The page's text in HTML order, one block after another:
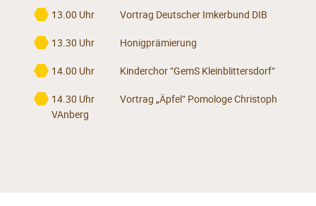
13.00 Uhr Vortrag Deutscher Imkerbund DIB
13.30 Uhr Honigprämierung
14.00 Uhr Kinderchor “GemS Kleinblittersdorf“
14.30 Uhr Vortrag „Äpfel“ Pomologe Christoph
VAnberg